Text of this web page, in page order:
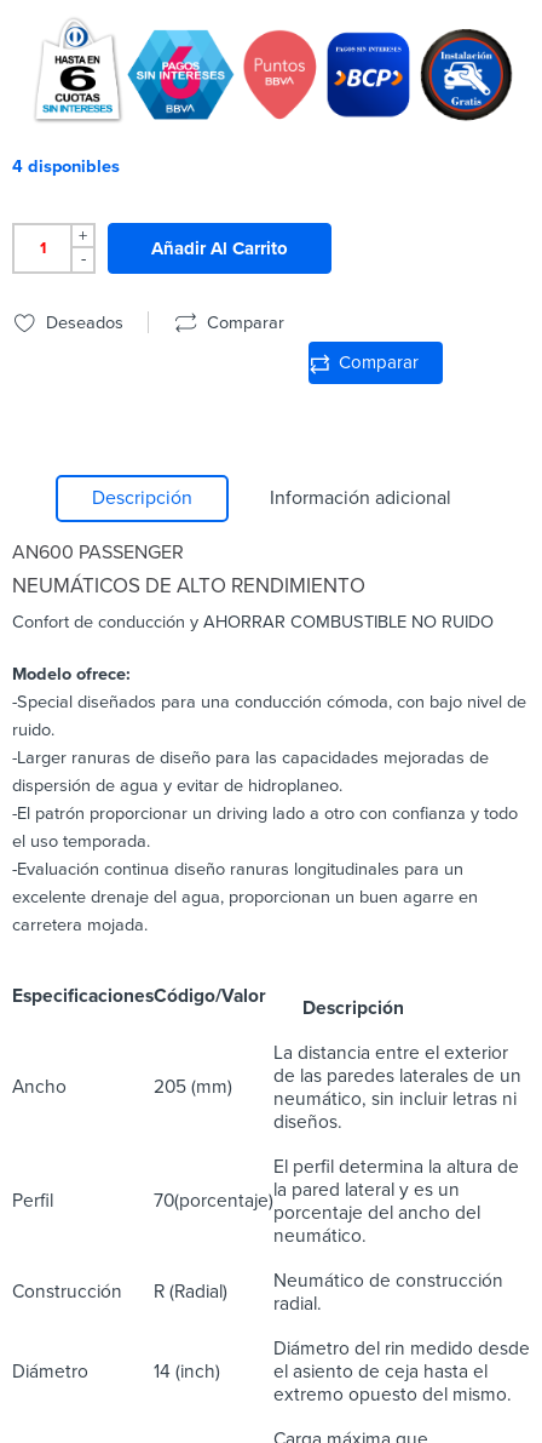
4 disponibles
+
-
Añadir Al Carrito
Deseados Comparar
Comparar
Descripción Información adicional
AN600 PASSENGER
NEUMÁTICOS DE ALTO RENDIMIENTO
Confort de conducción y AHORRAR COMBUSTIBLE NO RUIDO
Modelo ofrece:
-Special diseñados para una conducción cómoda, con bajo nivel de
ruido.
-Larger ranuras de diseño para las capacidades mejoradas de
dispersión de agua y evitar de hidroplaneo.
-El patrón proporcionar un driving lado a otro con confianza y todo
el uso temporada.
-Evaluación continua diseño ranuras longitudinales para un
excelente drenaje del agua, proporcionan un buen agarre en
carretera mojada.
EspecificacionesCódigo/Valor
Descripción
Ancho 205 (mm)
La distancia entre el exterior
de las paredes laterales de un
neumático, sin incluir letras ni
diseños.
Perfil 70(porcentaje)
El perfil determina la altura de
la pared lateral y es un
porcentaje del ancho del
neumático.
Construcción R (Radial)
Neumático de construcción
radial.
Diámetro 14 (inch)
Diámetro del rin medido desde
el asiento de ceja hasta el
extremo opuesto del mismo.